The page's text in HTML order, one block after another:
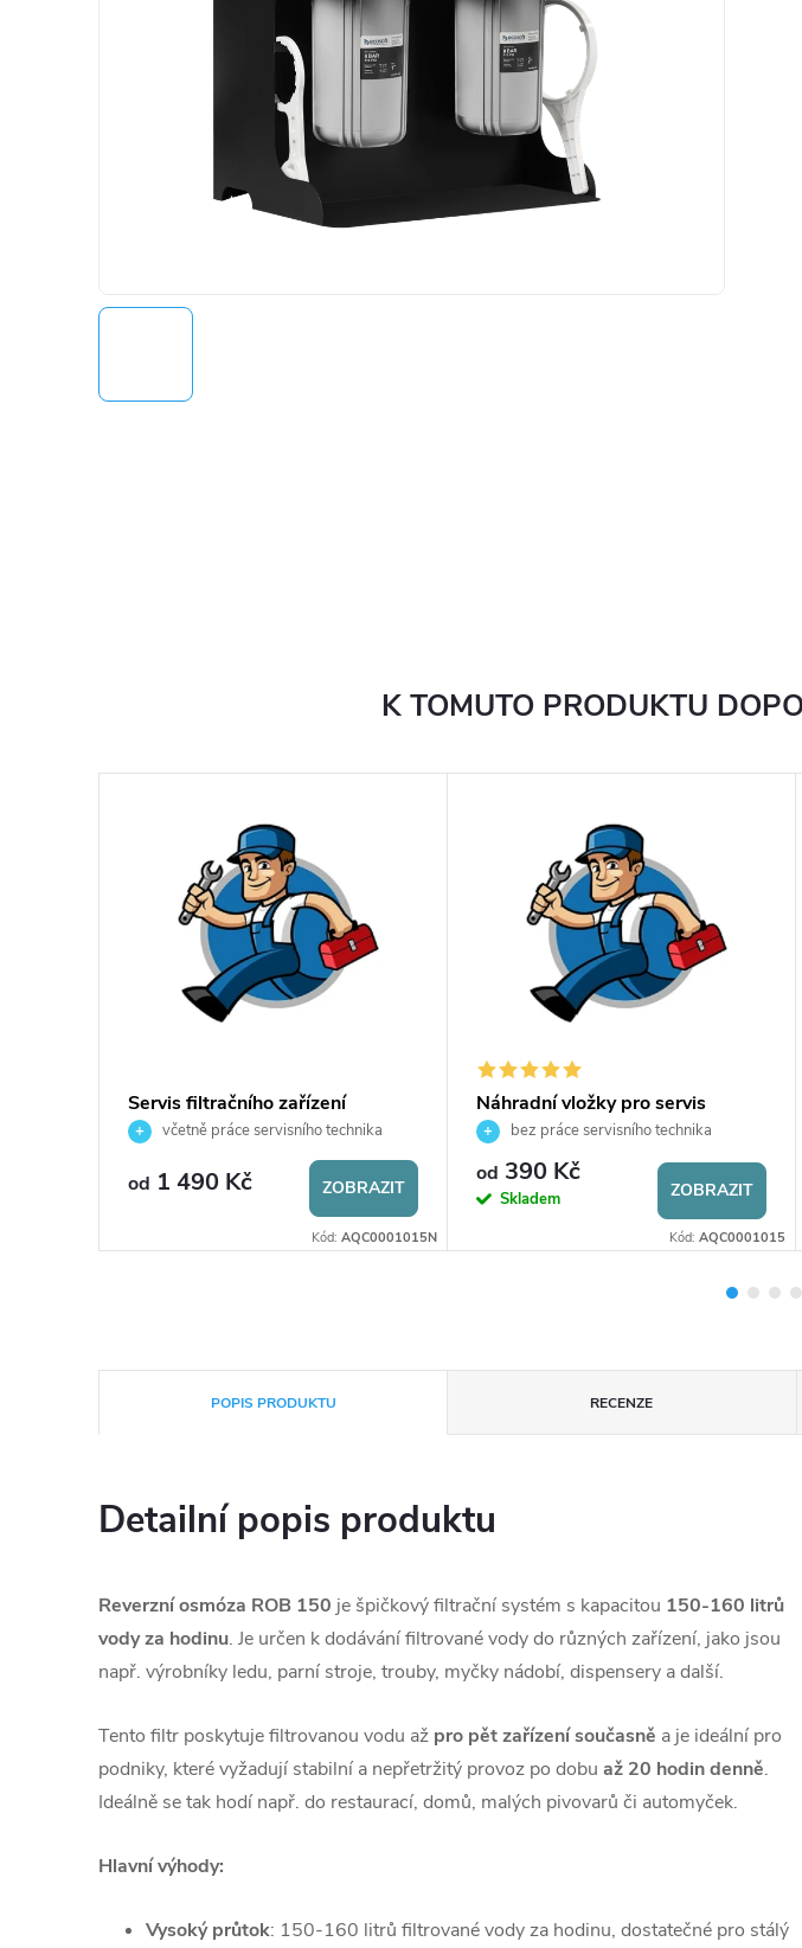
POPIS PRODUKTU RECENZE
Detailní popis produktu
Reverzní osmóza ROB 150 je špičkový filtrační systém s kapacitou 150-160 litrů
vody za hodinu. Je určen k dodávání filtrované vody do různých zařízení, jako jsou
např. výrobníky ledu, parní stroje, trouby, myčky nádobí, dispensery a další.
Tento filtr poskytuje filtrovanou vodu až pro pět zařízení současně a je ideální pro
podniky, které vyžadují stabilní a nepřetržitý provoz po dobu až 20 hodin denně.
Ideálně se tak hodí např. do restaurací, domů, malých pivovarů či automyček.
Hlavní výhody:
Vysoký průtok: 150-160 litrů filtrované vody za hodinu, dostatečné pro stálý
K TOMUTO PRODUKTU
Servis filtračního zařízení
včetně práce servisního technika
od 1 490 Kč ZOBRAZIT
Kód: AQC0001015N
Náhradní vložky pro servis
filtračního zařízení
bez práce servisního technika
od 390 Kč
Skladem ZOBRAZIT
Kód: AQC0001015